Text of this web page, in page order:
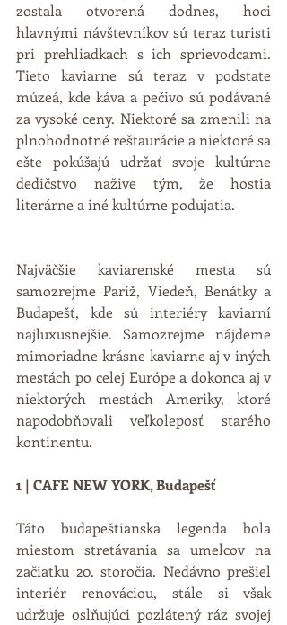
zostala otvorená dodnes, hoci
hlavnými návštevníkov sú teraz turisti
pri prehliadkach s ich sprievodcami.
Tieto kaviarne sú teraz v podstate
múzeá, kde káva a pečivo sú podávané
za vysoké ceny. Niektoré sa zmenili na
plnohodnotné reštaurácie a niektoré sa
ešte pokúšajú udržať svoje kultúrne
dedičstvo nažive tým, že hostia
literárne a iné kultúrne podujatia.
Najväčšie kaviarenské mesta sú
samozrejme Paríž, Viedeň, Benátky a
Budapešť, kde sú interiéry kaviarní
najluxusnejšie. Samozrejme nájdeme
mimoriadne krásne kaviarne aj v iných
mestách po celej Európe a dokonca aj v
niektorých mestách Ameriky, ktoré
napodobňovali veľkoleposť starého
kontinentu.
1 | CAFE NEW YORK, Budapešť
Táto budapeštianska legenda bola
miestom stretávania sa umelcov na
začiatku 20. storočia. Nedávno prešiel
interiér renováciou, stále si však
udržuje oslňujúci pozlátený ráz svojej